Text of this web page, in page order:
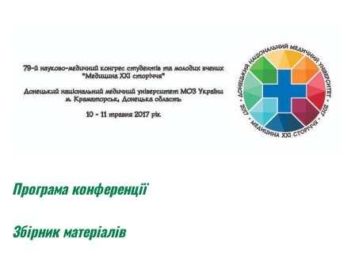
Програма конференції
Збірник матеріалів